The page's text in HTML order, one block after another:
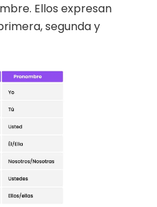
Ellos expresan
segunda y